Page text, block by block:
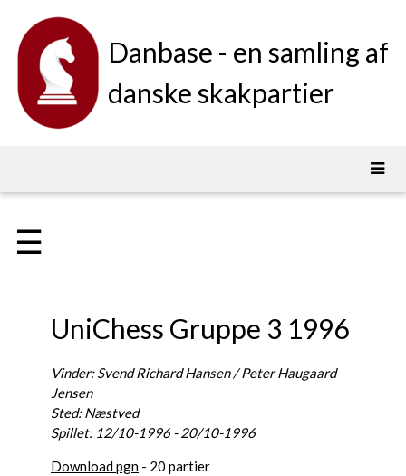
Danbase - en samling af
danske skakpartier
☰
UniChess Gruppe 3 1996
Vinder: Svend Richard Hansen / Peter Haugaard
Jensen
Sted: Næstved
Spillet: 12/10-1996 - 20/10-1996
Download pgn - 20 partier